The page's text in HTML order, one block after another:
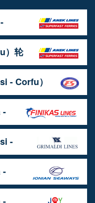
）轮
- Corfu）
-
-
-